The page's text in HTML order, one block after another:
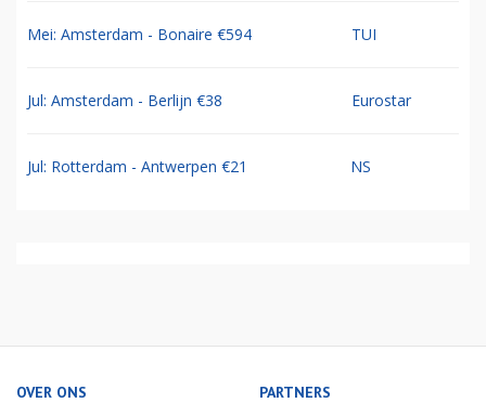
Mei: Amsterdam - Bonaire €594 TUI
Jul: Amsterdam - Berlijn €38 Eurostar
Jul: Rotterdam - Antwerpen €21 NS
OVER ONS PARTNERS